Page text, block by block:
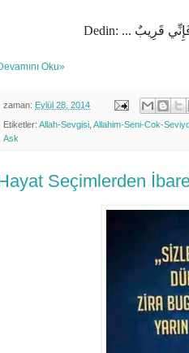
Dedin: ... قَرِيبٌ
Oku»
zaman: Eylül 28, 2014
Etiketler: Allah-Sevgisi Allahim-Seni-Cok-
Ask
Seçimlerden